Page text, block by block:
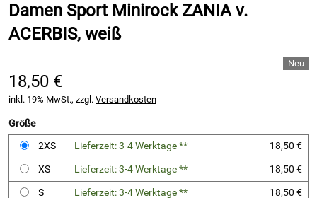
Damen Sport Minirock ZANIA v.
ACERBIS, weiß
18,50 €
inkl. 19% MwSt., zzgl. Versandkosten
Größe
2XS
Lieferzeit: 3-4 Werktage **
18,50 €
XS
Lieferzeit: 3-4 Werktage **
18,50 €
S
Lieferzeit: 3-4 Werktage **
18,50 €